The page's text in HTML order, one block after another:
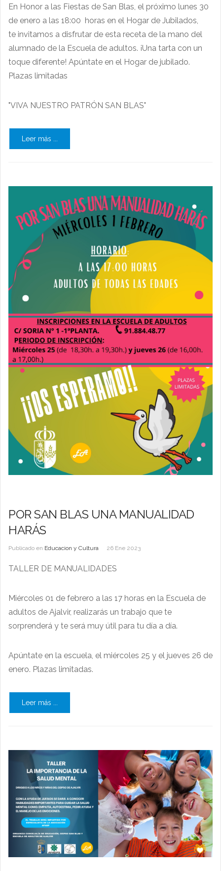
En Honor a las Fiestas de San Blas, el próximo lunes 30
de enero a las 18:00 horas en el Hogar de Jubilados,
te invitamos a disfrutar de esta receta de la mano del
alumnado de la Escuela de adultos. ¡Una tarta con un
toque diferente! Apúntate en el Hogar de jubilado.
Plazas limitadas
"VIVA NUESTRO PATRÓN SAN BLAS"
Leer más ...
POR SAN BLAS UNA MANUALIDAD
HARÁS
Publicado en Educacion y Cultura 26 Ene 2023
TALLER DE MANUALIDADES
Miércoles 01 de febrero a las 17 horas en la Escuela de
adultos de Ajalvir, realizarás un trabajo que te
sorprenderá y te será muy útil para tu día a día.
Apúntate en la escuela, el miércoles 25 y el jueves 26 de
enero. Plazas limitadas.
Leer más ...